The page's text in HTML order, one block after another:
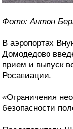
Фото: Антон
В аэропортах
Домодедово
прием и выпуск
Росавиации.
«Ограничения
безопасности